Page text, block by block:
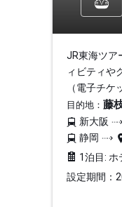
JR東海ツア
ィビティや
（電子チ
目的地： 藤
新大阪
静岡
1泊目: ホ
設定期間：